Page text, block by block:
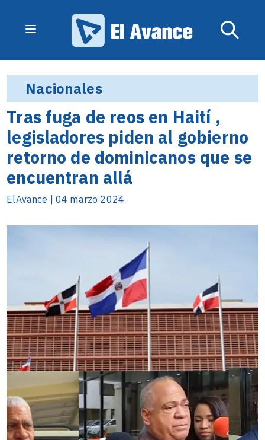
Nacionales
Tras fuga de reos en Haití ,
legisladores piden al gobierno
retorno de dominicanos que se
encuentran allá
ElAvance | 04 marzo 2024